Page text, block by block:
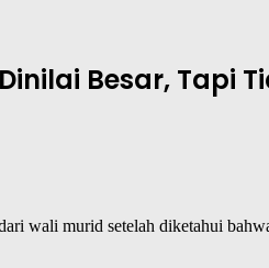
Besar, Tapi
wali murid setelah diketahui